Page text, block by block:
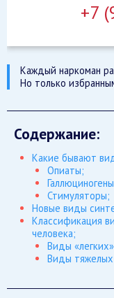
+7
Каждый наркоман
Но только
Содержание:
Какие бывают
Опиаты;
Стимуляторы;
Новые виды
Классификация
человека;
Виды
Виды тяжелых